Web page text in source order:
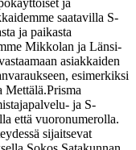
saatavilla S-
ja paikasta
Mikkolan ja Länsi-
asiakkaiden
esimerkiksi
Mettälä.Prisma
ja S-
että vuoronumerolla.
sijaitsevat